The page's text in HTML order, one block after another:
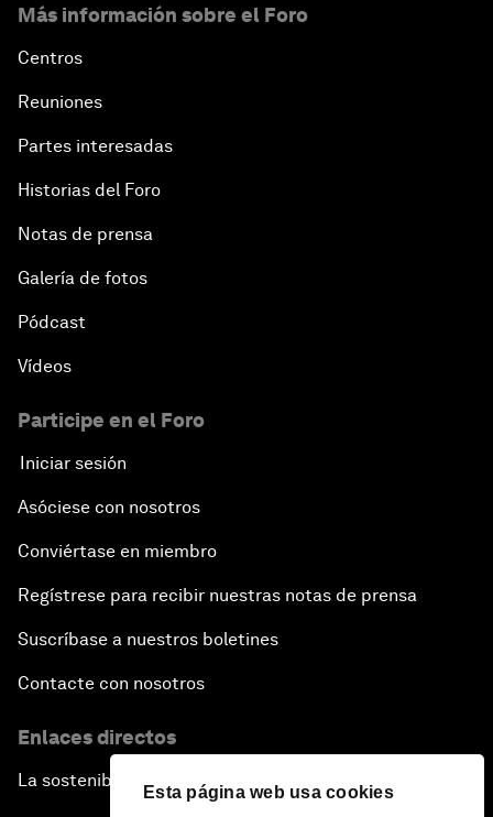
Esta página web usa cookies
Más información sobre el Foro
Centros
Reuniones
Partes interesadas
Historias del Foro
Notas de prensa
Galería de fotos
Pódcast
Vídeos
Participe en el Foro
Iniciar sesión
Asóciese con nosotros
Conviértase en miembro
Regístrese para recibir nuestras notas de prensa
Suscríbase a nuestros boletines
Contacte con nosotros
Enlaces directos
La sostenibilidad en el Foro